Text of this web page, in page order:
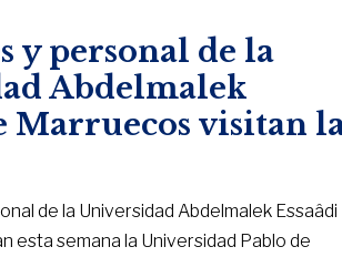
y personal de la
Abdelmalek
Marruecos visitan
de la Universidad Abdelmalek Essaâdi
esta semana la Universidad Pablo de